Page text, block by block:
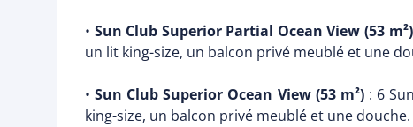
• Sun Club Superior Partial Ocean View (53 m²)
un lit king-size, un balcon privé meublé et une
•Sun Club Superior Ocean View (53 m²): 6
king-size, un balcon privé meublé et une